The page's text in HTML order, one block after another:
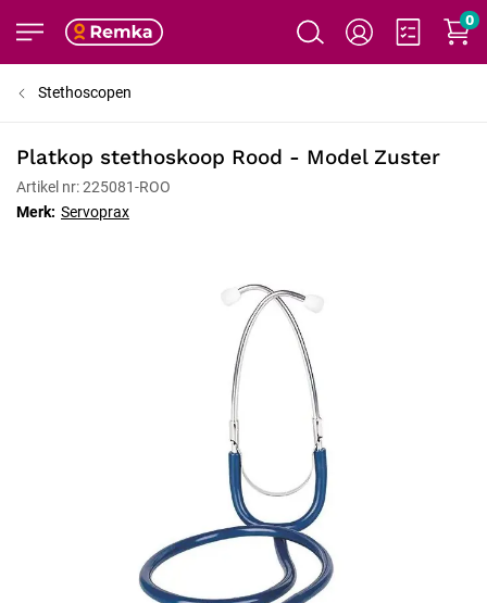
0
Stethoscopen
Platkop stethoskoop Rood - Model Zuster
Artikel nr: 225081-ROO
Merk: Servoprax